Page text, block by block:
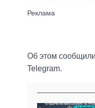
Об этом
Telegram.